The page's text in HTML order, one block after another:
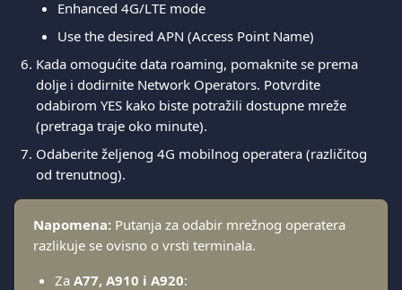
Enhanced 4G/LTE mode
Use the desired APN (Access Point Name)
Kada omogućite data roaming, pomaknite se prema
dolje i dodirnite Network Operators. Potvrdite
odabirom YES kako biste potražili dostupne mreže
(pretraga traje oko minute).
Odaberite željenog 4G mobilnog operatera (različitog
od trenutnog).
Napomena: Putanja za odabir mrežnog operatera
razlikuje se ovisno o vrsti terminala.
Za A77, A910 i A920: